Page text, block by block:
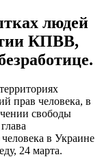
людей
КПВВ,
прав человека, в
свободы
глава
в Украине
24 марта.